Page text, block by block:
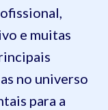
e muitas
no universo
para a